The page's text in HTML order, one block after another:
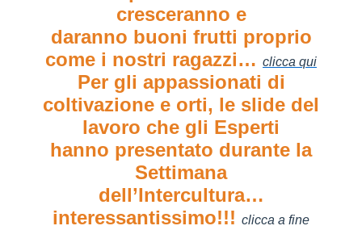
cresceranno e
daranno buoni frutti proprio
come i nostri ragazzi… clicca qui
Per gli appassionati di
coltivazione e orti, le slide del
lavoro che gli Esperti
hanno presentato durante la
Settimana
dell’Intercultura…
interessantissimo!!! clicca a fine